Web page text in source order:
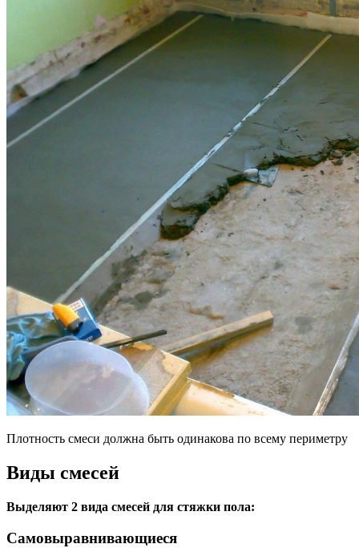
Плотность смеси должна быть одинакова по всему периметру
Виды смесей
Выделяют 2 вида смесей для стяжки пола:
Самовыравнивающиеся